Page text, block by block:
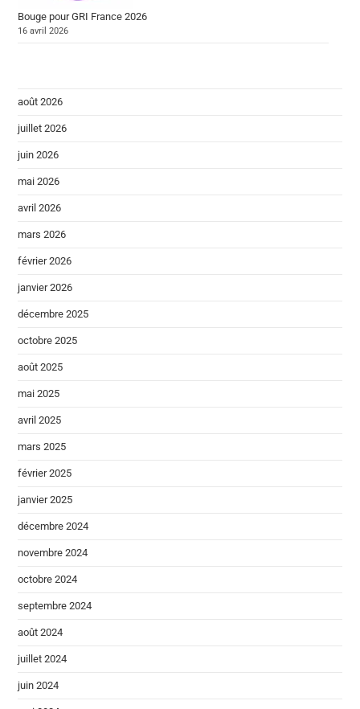
Bouge pour GRI France 2026
16 avril 2026
août 2026
juillet 2026
juin 2026
mai 2026
avril 2026
mars 2026
février 2026
janvier 2026
décembre 2025
octobre 2025
août 2025
mai 2025
avril 2025
mars 2025
février 2025
janvier 2025
décembre 2024
novembre 2024
octobre 2024
septembre 2024
août 2024
juillet 2024
juin 2024